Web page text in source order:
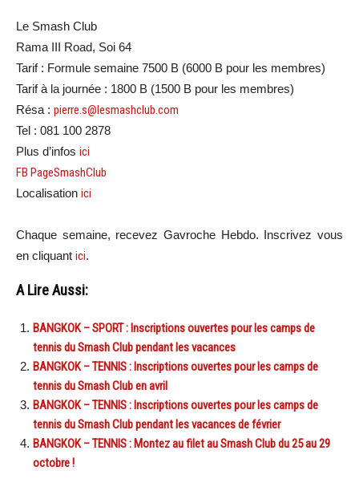
Le Smash Club
Rama III Road, Soi 64
Tarif : Formule semaine 7500 B (6000 B pour les membres)
Tarif à la journée : 1800 B (1500 B pour les membres)
Résa : pierre.s@lesmashclub.com
Tel : 081 100 2878
Plus d’infos ici
FB PageSmashClub
Localisation ici
Chaque semaine, recevez Gavroche Hebdo. Inscrivez vous
en cliquant ici.
A Lire Aussi:
BANGKOK – SPORT : Inscriptions ouvertes pour les camps de
tennis du Smash Club pendant les vacances
BANGKOK – TENNIS : Inscriptions ouvertes pour les camps de
tennis du Smash Club en avril
BANGKOK – TENNIS : Inscriptions ouvertes pour les camps de
tennis du Smash Club pendant les vacances de février
BANGKOK – TENNIS : Montez au filet au Smash Club du 25 au 29
octobre !